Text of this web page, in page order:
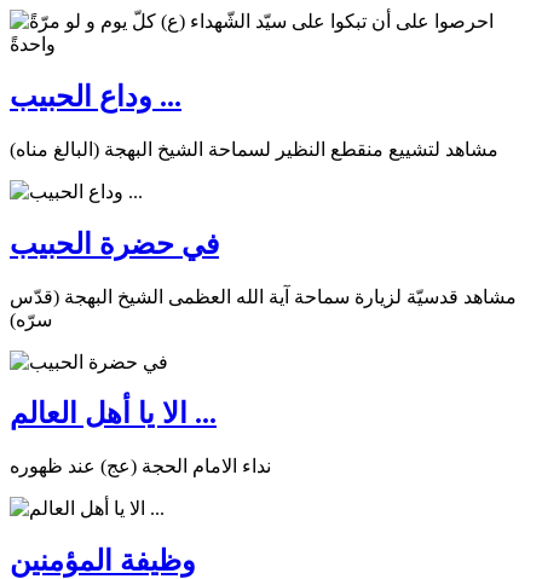
وداع الحبيب ...
مشاهد لتشييع منقطع النظير لسماحة الشيخ البهجة (البالغ مناه)
في حضرة الحبيب
مشاهد قدسيّة لزيارة سماحة آية الله العظمى الشيخ البهجة (قدّس
سرّه)
الا يا أهل العالم ...
نداء الامام الحجة (عج) عند ظهوره
وظيفة المؤمنين